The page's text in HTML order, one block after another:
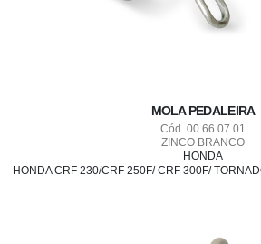
MOLA PEDALEIRA
Cód. 00.66.07.01
ZINCO BRANCO
HONDA
HONDA CRF 230/CRF 250F/ CRF 300F/